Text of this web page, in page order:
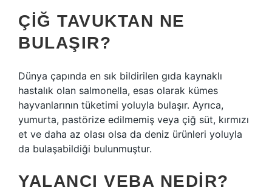
ÇIĞ TAVUKTAN NE
BULAŞIR?
Dünya çapında en sık bildirilen gıda kaynaklı
hastalık olan salmonella, esas olarak kümes
hayvanlarının tüketimi yoluyla bulaşır. Ayrıca,
yumurta, pastörize edilmemiş veya çiğ süt, kırmızı
et ve daha az olası olsa da deniz ürünleri yoluyla
da bulaşabildiği bulunmuştur.
YALANCI VEBA NEDIR?